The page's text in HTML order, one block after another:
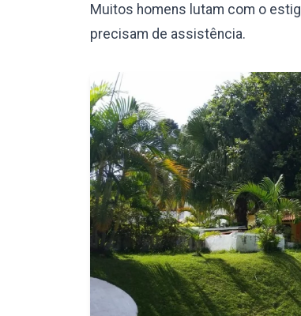
Muitos homens lutam com o
precisam de assistência.